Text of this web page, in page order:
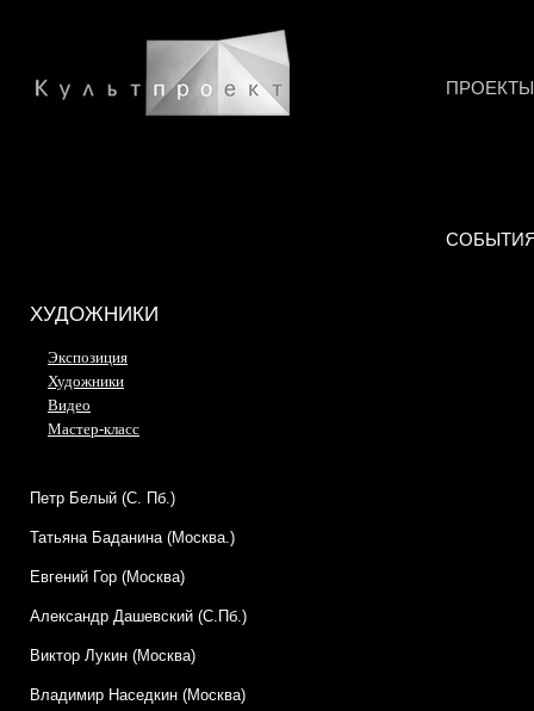
ПРОЕКТЫ
ХУДОЖНИКИ
Экспозиция
Художники
Видео
Мастер-класс
Петр Белый (С. Пб.)
Татьяна Баданина (Москва.)
Евгений Гор (Москва)
Александр Дашевский (С.Пб.)
Виктор Лукин (Москва)
Владимир Наседкин (Москва)